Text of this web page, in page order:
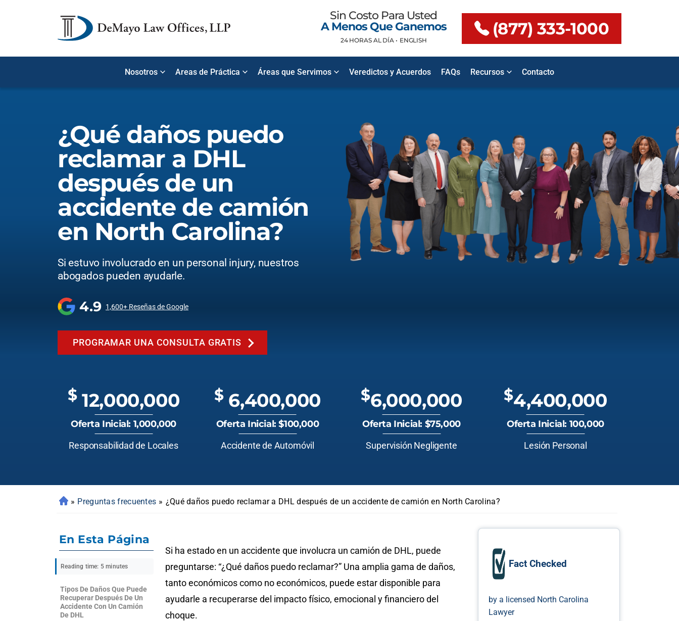
Sin Costo Para Usted
A Menos Que Ganemos
24 HORAS AL DÍA • ENGLISH
(877) 333-1000
Nosotros Areas de Práctica Áreas que Servimos Veredictos y Acuerdos FAQs Recursos Contacto
¿Qué daños puedo
reclamar a DHL
después de un
accidente de camión
en North Carolina?
Si estuvo involucrado en un personal injury, nuestros
abogados pueden ayudarle.
4.9 1,600+ Reseñas de Google
PROGRAMAR UNA CONSULTA GRATIS
$12,000,000
Oferta Inicial: 1,000,000
Responsabilidad de Locales
$6,400,000
Oferta Inicial: $100,000
Accidente de Automóvil
$6,000,000
Oferta Inicial: $75,000
Supervisión Negligente
$4,400,000
Oferta Inicial: 100,000
Lesión Personal
» Preguntas frecuentes » ¿Qué daños puedo reclamar a DHL después de un accidente de camión en North Carolina?
En Esta Página
Reading time: 5 minutes
Tipos De Daños Que Puede
Recuperar Después De Un
Accidente Con Un Camión
De DHL
Si ha estado en un accidente que involucra un camión de DHL, puede
preguntarse: “¿Qué daños puedo reclamar?” Una amplia gama de daños,
tanto económicos como no económicos, puede estar disponible para
ayudarle a recuperarse del impacto físico, emocional y financiero del
choque.
Fact Checked
by a licensed North Carolina
Lawyer